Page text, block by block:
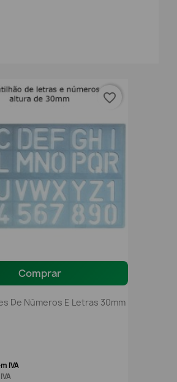
Comprar
De Números E Letras 30mm
IVA
favorite_border